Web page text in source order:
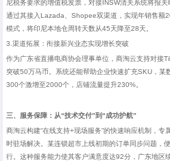
尼税务要求的增值税发票，对接INSW清关系统将报关
通过其接入Lazada Shopee双渠道，实现年销售额
模式，将印尼本地仓周转天数从45天降至28天。
3.渠道拓展：衔接新兴业态实现增长突破
作为广东省直播电商协会理事单位，商淘云支持对接
突破50万马币。系统还能帮助企业快速扩充SKU，某
300个激增至2000个，店铺流量提升230%。
三、服务保障：从“技术交付”到“成功护航”
商淘云构建“在线支持+现场服务”的快速响应机制，专
时驻场解决。某连锁超市上线初期的订单同步问题，
行。这种服务能力使其客户满意度达92分，广东地区